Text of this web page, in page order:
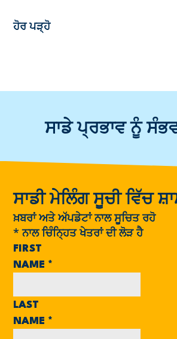
ਹੋਰ ਪੜ੍ਹੋ
ਸਾਡੇ ਪ੍ਰਭਾਵ ਨੂੰ
ਸਾਡੀ ਮੇਲਿੰਗ ਸੂਚੀ ਵਿੱਚ
ਖ਼ਬਰਾਂ ਅਤੇ ਅੱਪਡੇਟਾਂ ਨਾਲ ਸੂਚਿਤ ਰਹੋ
* ਨਾਲ ਚਿੰਨ੍ਹਿਤ ਖੇਤਰਾਂ ਦੀ ਲੋੜ ਹੈ
FIRST
NAME *
LAST
NAME *